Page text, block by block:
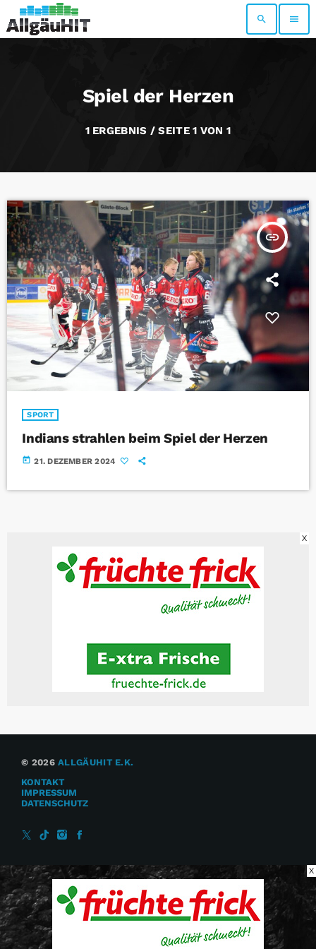
search menu
Spiel der Herzen
1 ERGEBNIS / SEITE 1 VON 1
insert_link
SPORT
Indians strahlen beim Spiel der Herzen
today 21. DEZEMBER 2024
X
© 2026ALLGÄUHIT E.K.
KONTAKT
IMPRESSUM
DATENSCHUTZ
X